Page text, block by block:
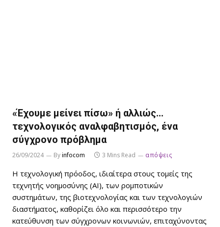
«Έχουμε μείνει πίσω» ή αλλιώς…
τεχνολογικός αναλφαβητισμός, ένα
σύγχρονο πρόβλημα
26/09/2024 Byinfocom 3 Mins Read απόψεις
Η τεχνολογική πρόοδος, ιδιαίτερα στους τομείς της
τεχνητής νοημοσύνης (AI), των ρομποτικών
συστημάτων, της βιοτεχνολογίας και των τεχνολογιών
διαστήματος, καθορίζει όλο και περισσότερο την
κατεύθυνση των σύγχρονων κοινωνιών, επιταχύνοντας